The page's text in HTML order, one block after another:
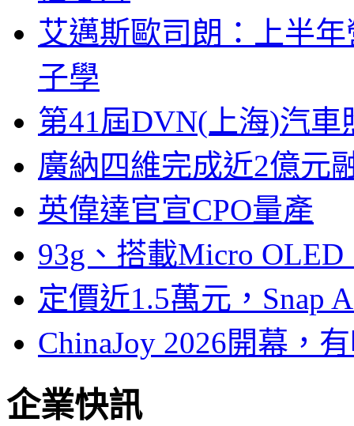
艾邁斯歐司朗：上半
子學
第41屆DVN(上海)汽
廣納四維完成近2億元
英偉達官宣CPO量產
93g、搭載Micro
定價近1.5萬元，Snap
ChinaJoy 2026開幕，
企業快訊